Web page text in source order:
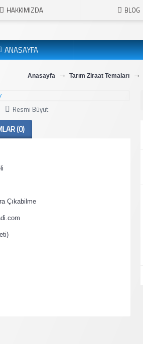
HAKKIMIZDA BLOG
ANASAYFA
Anasayfa Tarım Ziraat Temaları
Resmi Büyüt
(0)
Çıkabilme